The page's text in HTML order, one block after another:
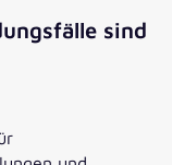
sind